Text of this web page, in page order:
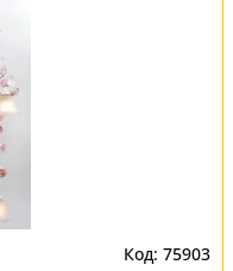
75903